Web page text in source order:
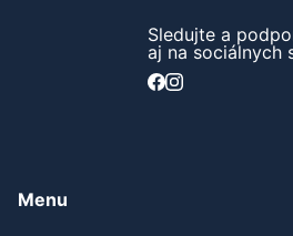
Sledujte a
aj na sociálnych
Menu